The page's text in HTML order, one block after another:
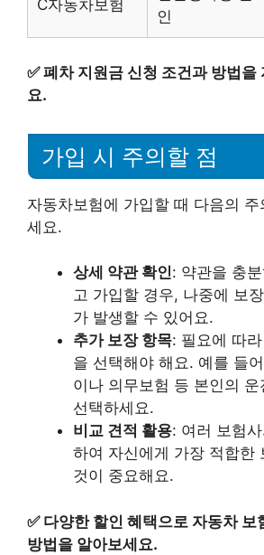
C자동차보험
인
✅폐차 지원금 신청 조건과 방법을
요.
가입 시 주의할 점
자동차보험에 가입할 때 다음의
세요.
상세 약관 확인: 약관을 충
고 가입할 경우, 나중에 보
가 발생할 수 있어요.
추가 보장 항목: 필요에 따
을 선택해야 해요. 예를 들
이나 의무보험 등 본인의 운
선택하세요.
비교 견적 활용: 여러 보험
하여 자신에게 가장 적합한
것이 중요해요.
✅ 다양한 할인 혜택으로 자동차 보
방법을 알아보세요.